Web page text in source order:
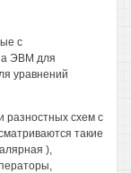
с
ЭВМ для
уравнений
разностных схем с
такие
),